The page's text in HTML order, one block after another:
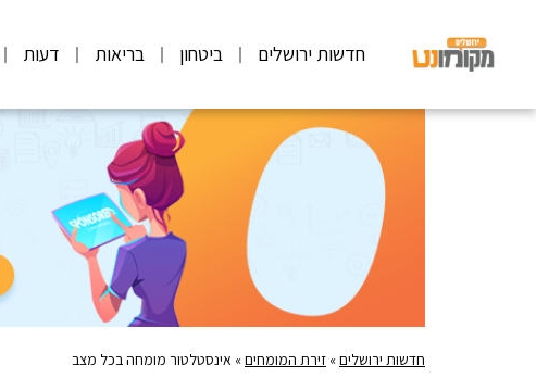
חדשות ירושלים ביטחון בריאות דעות
חדשות ירושלים» זירת המומחים» אינסטלטור מומחה בכל מצב